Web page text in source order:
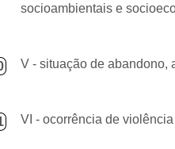
socioambientais e
V - situação de abandono,
VI - ocorrência de